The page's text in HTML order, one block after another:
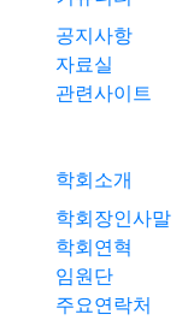
공지사항
자료실
관련사이트
학회소개
학회장인사말
학회연혁
임원단
주요연락처